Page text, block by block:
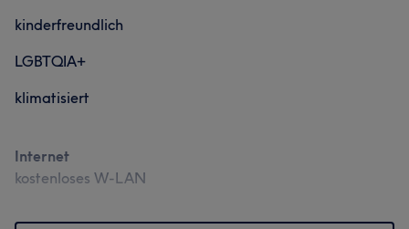
kinderfreundlich
LGBTQIA+
klimatisiert
Internet
kostenloses W-LAN